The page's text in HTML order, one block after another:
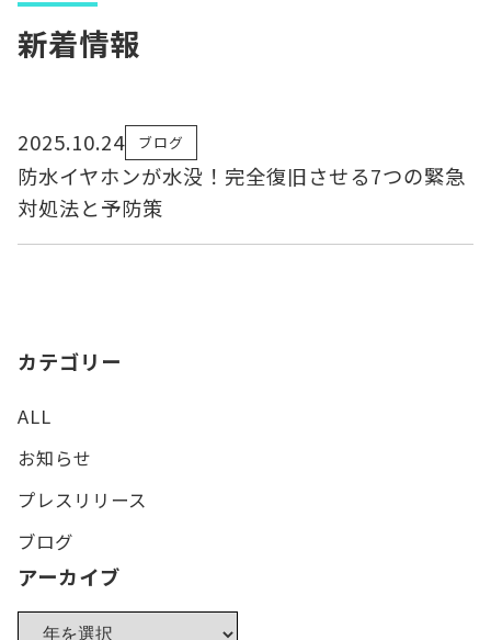
新着情報
2025.10.24 ブログ
防水イヤホンが水没！完全復旧させる7つの緊急
対処法と予防策
カテゴリー
ALL
お知らせ
プレスリリース
ブログ
アーカイブ